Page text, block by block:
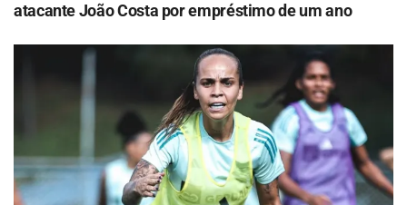
atacante João Costa por empréstimo de um ano